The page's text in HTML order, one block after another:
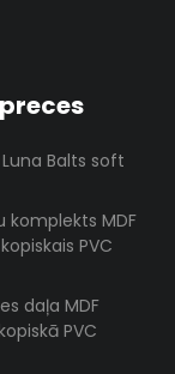
Balts soft
komplekts MDF
PVC
daļa MDF
PVC